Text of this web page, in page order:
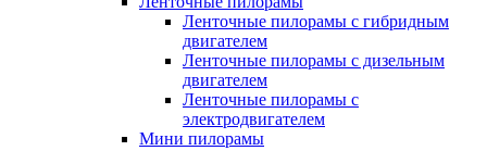
Ленточные пилорамы с гибридным
двигателем
Ленточные пилорамы с дизельным
двигателем
Ленточные пилорамы с
электродвигателем
Мини пилорамы